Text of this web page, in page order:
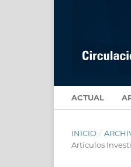
ACTUAL
INICIO /
Artículos